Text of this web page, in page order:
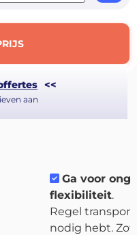
<<
aan
Ga voor
flexibiliteit.
Regel
nodig hebt.